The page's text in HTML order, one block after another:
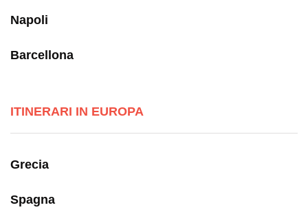
Napoli
Barcellona
ITINERARI IN EUROPA
Grecia
Spagna